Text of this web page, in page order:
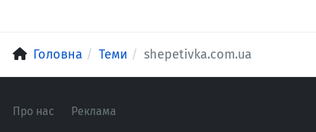
Головна Теми shepetivka.com.ua
Про нас Реклама